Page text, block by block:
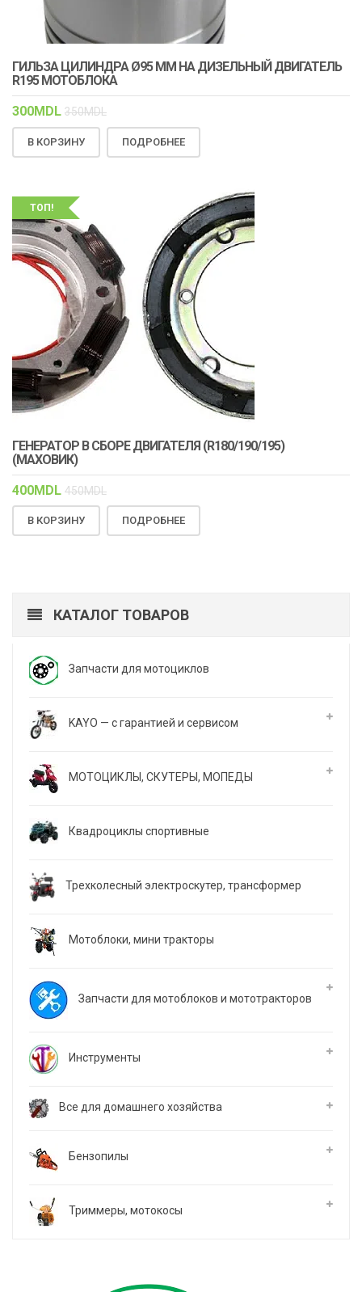
ГИЛЬЗА ЦИЛИНДРА Ø95 ММ НА ДИЗЕЛЬНЫЙ ДВИГАТЕЛЬ
R195 МОТОБЛОКА
300MDL 350MDL
В КОРЗИНУ ПОДРОБНЕЕ
ТОП!
ГЕНЕРАТОР В СБОРЕ ДВИГАТЕЛЯ (R180/190/195)
(МАХОВИК)
400MDL 450MDL
В КОРЗИНУ ПОДРОБНЕЕ
КАТАЛОГ ТОВАРОВ
Запчасти для мотоциклов
KAYO — с гарантией и сервисом
МОТОЦИКЛЫ, СКУТЕРЫ, МОПЕДЫ
Квадроциклы спортивные
Трехколесный электроскутер, трансформер
Мотоблоки, мини тракторы
Запчасти для мотоблоков и мототракторов
Инструменты
Все для домашнего хозяйства
Бензопилы
Триммеры, мотокосы